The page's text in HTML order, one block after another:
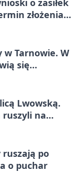
złożenia
Tarnowie. W
się
Lwowską.
ruszyli na
po
o puchar